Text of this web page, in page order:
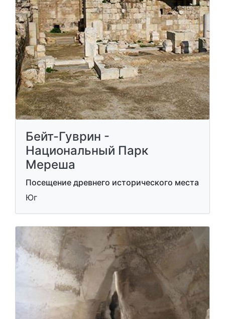
Бейт-Гуврин -
Национальный Парк
Мереша
Посещение древнего исторического места
Юг